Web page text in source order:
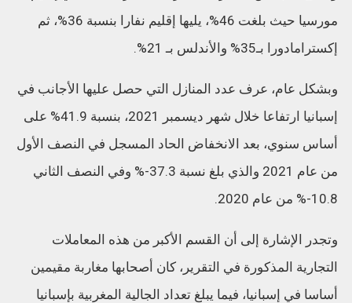
مورسيا حيث بلغت 46%، يليها إقليم نفارا بنسبة 36%، ثم
إكسترامادورا بـ35% والأندلس بـ 21%.
وبشكل عام، عرف عدد المنازل التي حصل عليها الأجانب في
إسبانيا ارتفاعا خلال شهر ديسمبر 2021، بنسبة 41.9% على
أساس سنوي، بعد الانخفاض الحاد المسجل في النصف الأول
من عام 2021 والذي بلغ نسبة 37.3-% وفي النصف الثاني
10.8-% من عام 2020.
وتجدر الإشارة إلى أن القسم الأكبر من هذه المعاملات
التجارية المذكورة في التقرير، كان أصحابها مغاربة مقيمين
أساسا في إسبانيا، فيما يبلغ تعداد الجالية المغربية بإسبانيا